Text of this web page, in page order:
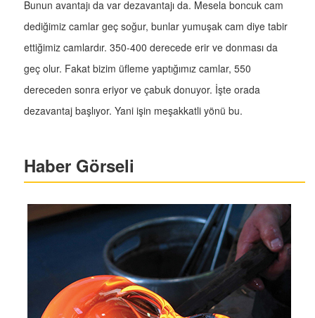
Bunun avantajı da var dezavantajı da. Mesela boncuk cam
dediğimiz camlar geç soğur, bunlar yumuşak cam diye tabir
ettiğimiz camlardır. 350-400 derecede erir ve donması da
geç olur. Fakat bizim üfleme yaptığımız camlar, 550
dereceden sonra eriyor ve çabuk donuyor. İşte orada
dezavantaj başlıyor. Yani işin meşakkatli yönü bu.
Haber Görseli